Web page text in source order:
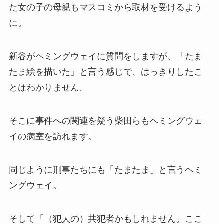
た女の子の母親もマスコミから取材を受けるよう
に。
新谷がヘミングウェイに質問をしますが、「たま
たま絵を描いた」と言う感じで、はっきりしたこ
とはわかりません。
そこに事件への関連を疑う柴田らもヘミングウェ
イの病室を訪れます。
同じように刑事たちにも「たまたま」と言うヘミ
ングウェイ。
そして「（犯人の）共犯者かもしれません。ここ